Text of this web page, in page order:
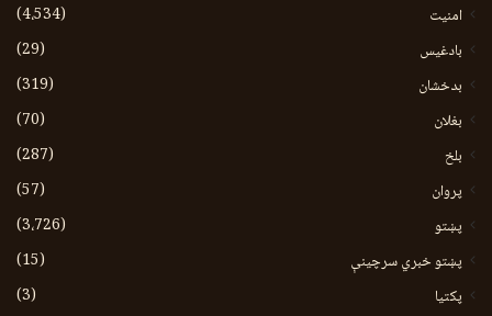
امنیت
(4،534)
بادغیس
(29)
بدخشان
(319)
بغلان
(70)
بلخ
(287)
پروان
(57)
پښتو
(3،726)
پښتو خبري سرچينې
(15)
پکتيا
(3)